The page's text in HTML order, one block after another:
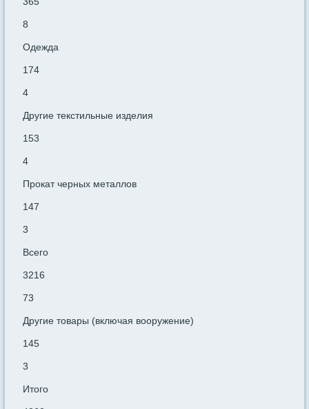
8
Одежда
174
4
Другие текстильные изделия
153
4
Прокат черных металлов
147
3
Всего
3216
73
Другие товары (включая вооружение)
145
3
Итого